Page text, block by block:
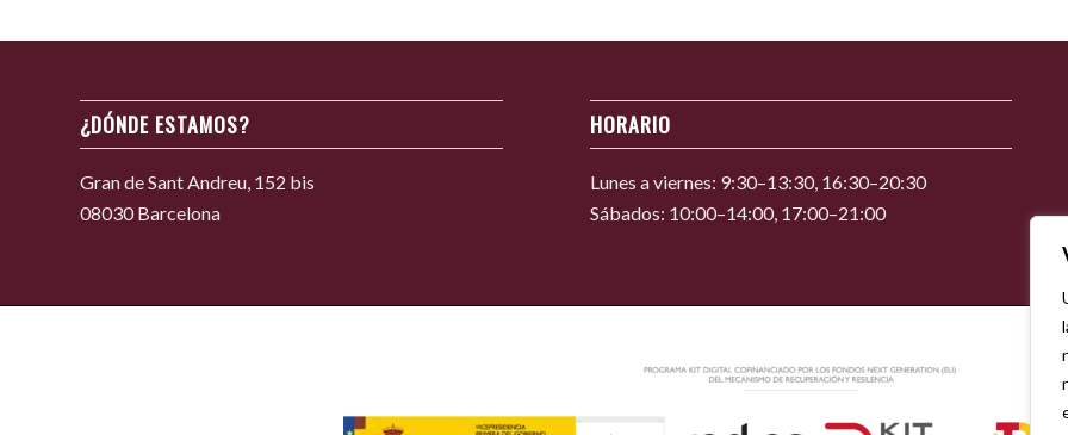
¿DÓNDE ESTAMOS?
Gran de Sant Andreu, 152 bis
08030 Barcelona
HORARIO
Lunes a viernes: 9:30–13:30, 16:30–20:30
Sábados: 10:00–14:00, 17:00–21:00